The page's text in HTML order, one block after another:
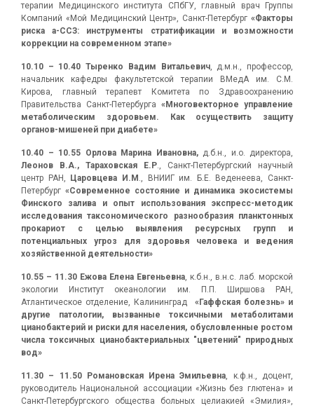
терапии Медицинского института СПбГУ, главный врач Группы
Компаний «Мой Медицинский Центр», Санкт-Петербург «Факторы
риска а-ССЗ: инструменты стратификации и возможности
коррекции на современном этапе»
10.10 – 10.40 Тыренко Вадим Витальевич, д.м.н., профессор,
начальник кафедры факультетской терапии ВМедА им. С.М.
Кирова, главный терапевт Комитета по Здравоохранению
Правительства Санкт-Петербурга «Многовекторное управление
метаболическим здоровьем. Как осуществить защиту
органов-мишеней при диабете»
10.40 – 10.55 Орлова Марина Ивановна, д.б.н., и.о. директора,
Леонов В.А., Тараховская Е.Р., Санкт-Петербургский научный
центр РАН,
Царовцева И.М ., ВНИИГ им. Б.Е. Веденеева, Санкт-
Петербург «Современное состояние и динамика экосистемы
Финского залива и опыт использования экспресс-методик
исследования таксономического разнообразия планктонных
прокариот с целью выявления ресурсных групп и
потенциальных угроз для здоровья человека и ведения
хозяйственной деятельности»
10.55 – 11.30 Ежова Елена Евгеньевна, к.б.н., в.н.с. лаб. морской
экологии Институт океанологии им. П.П. Ширшова РАН,
Атлантическое отделение, Калининград
«Гаффская болезнь» и
другие патологии, вызванные токсичными метаболитами
цианобактерий и риски для населения, обусловленные ростом
числа токсичных цианобактериальных "цветений" природных
вод»
11.30 – 11.50 Романовская Ирена Эмильевна, к.ф.н., доцент,
руководитель Национальной ассоциации «Жизнь без глютена» и
Санкт-Петербургского общества больных целиакией «Эмилия»,